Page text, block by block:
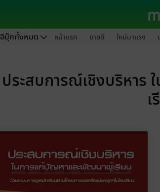
อีบุ๊กทั้งหมด หน้าแรก ขายดี ใหม่มาแรง
ประสบการณ์เชิงบริหา